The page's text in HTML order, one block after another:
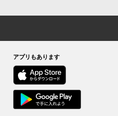
アプリもあります